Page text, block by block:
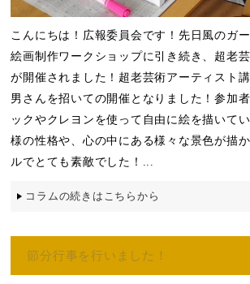
こんにちは！広報委員会です！先日風のガ
絵画制作ワークショップに引き続き、超老
が開催されました！超老芸術アーティスト
男さんを招いての開催となりました！参加
ックやクレヨンを使って自由に絵を描いて
様の性格や、心の中にある様々な景色が描
ルでとても素敵でした！...
コラムの続きはこちらから
節分行事を行いました！